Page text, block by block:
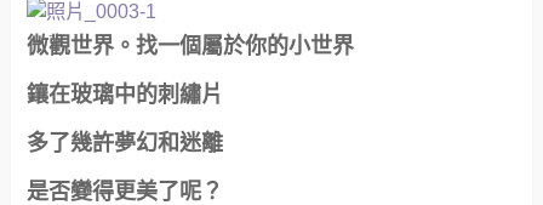
微觀世界。找一個屬於你的小世界
鑲在玻璃中的刺繡片
多了幾許夢幻和迷離
是否變得更美了呢？